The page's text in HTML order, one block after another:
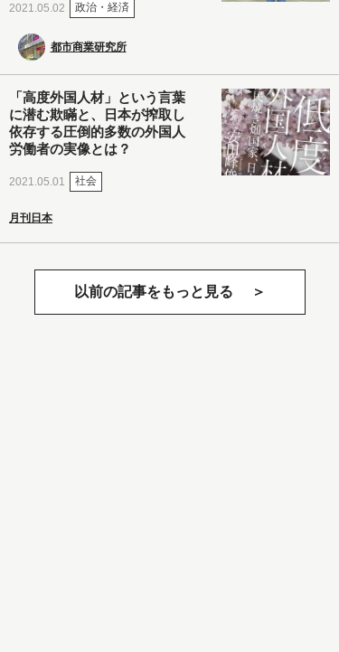
2021.05.02 政治・経済
都市商業研究所
「高度外国人材」という言葉
に潜む欺瞞と、日本が搾取し
依存する圧倒的多数の外国人
労働者の実像とは？
2021.05.01 社会
月刊日本
以前の記事をもっと見る